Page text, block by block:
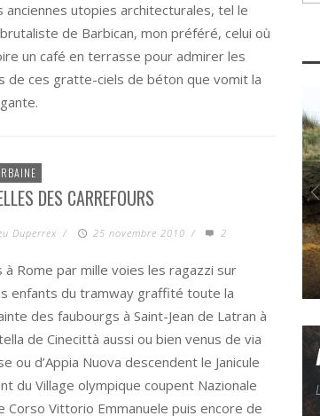
anciennes utopies architecturales, tel le
de Barbican, mon préféré, celui où
un café en terrasse pour admirer les
de ces gratte-ciels de béton que vomit la
DES CARREFOURS
Duperrex / 25 novembre 2010 / 2
à Rome par mille voies les ragazzi sur
enfants du tramway graffité toute la
des faubourgs à Saint-Jean de Latran à
de Cinecittà aussi ou bien venus de via
ou d’Appia Nuova descendent le Janicule
du Village olympique coupent Nazionale
Corso Vittorio Emmanuele puis encore de
» ? CE QUE LES SOLS ONT À NOUS